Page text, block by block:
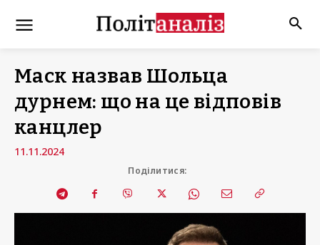
Маск назвав Шольца
дурнем: що на це відповів
канцлер
11.11.2024
Поділитися: